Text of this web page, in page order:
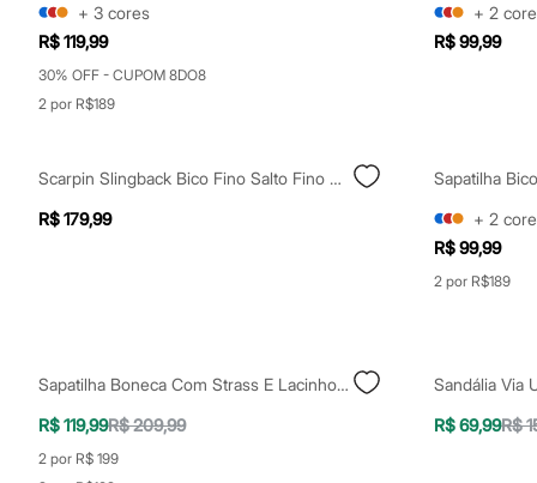
Personagens
Plus size
Blusas e Camisetas
Calças
Casacos e Jaquetas
Shorts e Saias
Vestidos
Masculino
Em alta
Calças
Casacos e Jaquetas
Jeans
Polos
+ 3 cores
R$ 119,99
30% OFF - CUPOM 8DO8
2 por R$189
+ 2
R$ 99,99
Scarpin Slingback Bico Fino Salto Fino O Diabo Veste Prada Vermelho
R$ 179,99
+ 2
R$ 99,99
2 por R$189
Sapatilha Boneca Com Strass E Lacinho Oneself Preta
R$ 119,99R$ 209,99
2 por R$ 199
Sandália Via
R$ 69,99R$